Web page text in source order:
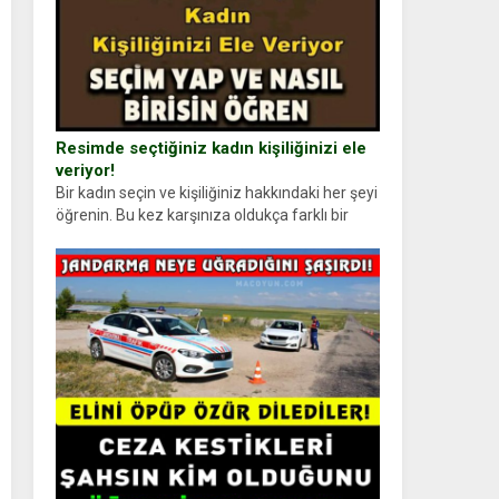
Resimde seçtiğiniz kadın kişiliğinizi ele
veriyor!
Bir kadın seçin ve kişiliğiniz hakkındaki her şeyi
öğrenin. Bu kez karşınıza oldukça farklı bir
kadın figürlerinden dikkatinizi en...